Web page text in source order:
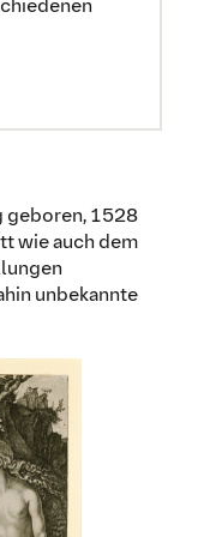
geboren, 1528
wie auch dem
unbekannte